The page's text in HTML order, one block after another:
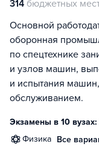
314 бюджетных
Основной
оборонная
по спецтехнике
и узлов машин,
и испытания
обслуживанием.
Экзамены в 10 вузах:
физика Все